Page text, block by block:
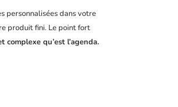
personnalisées dans votre
produit fini. Le point fort
qu’est l’agenda.